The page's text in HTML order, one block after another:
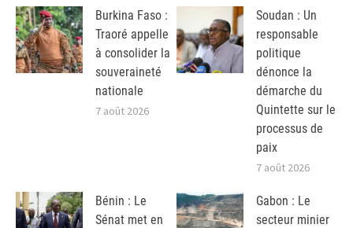
Burkina Faso :
Traoré appelle
à consolider la
souveraineté
nationale
7 août 2026
Soudan : Un
responsable
politique
dénonce la
démarche du
Quintette sur le
processus de
paix
7 août 2026
Bénin : Le
Sénat met en
Gabon : Le
secteur minier